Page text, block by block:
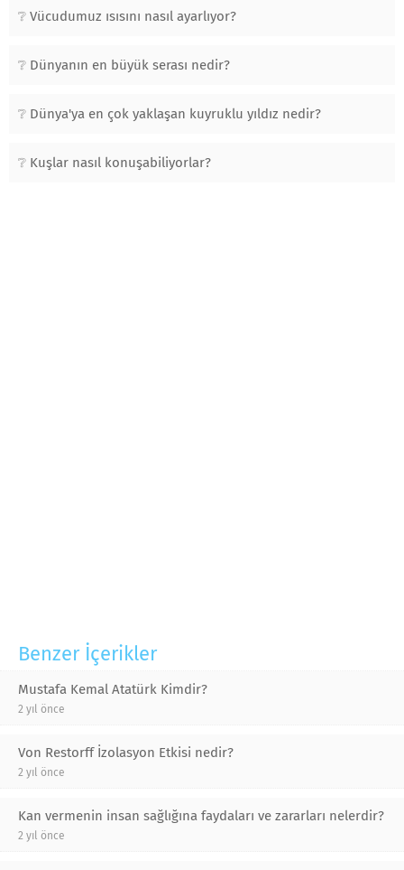
Vücudumuz ısısını nasıl ayarlıyor?
Dünyanın en büyük serası nedir?
Dünya'ya en çok yaklaşan kuyruklu yıldız nedir?
Kuşlar nasıl konuşabiliyorlar?
Benzer İçerikler
Mustafa Kemal Atatürk Kimdir?
2 yıl önce
Von Restorff İzolasyon Etkisi nedir?
2 yıl önce
Kan vermenin insan sağlığına faydaları ve zararları nelerdir?
2 yıl önce